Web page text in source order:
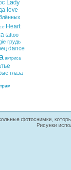
Lady
love
Heart
tattoo
грудь
dance
актриса
глаза
фотоснимки,
Рисунки